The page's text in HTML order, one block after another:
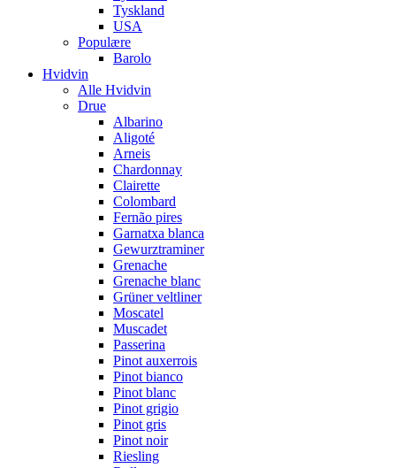
Tyskland
USA
Populære
Barolo
Hvidvin
Alle Hvidvin
Drue
Albarino
Aligoté
Arneis
Chardonnay
Clairette
Colombard
Fernão pires
Garnatxa blanca
Gewurztraminer
Grenache
Grenache blanc
Grüner veltliner
Moscatel
Muscadet
Passerina
Pinot auxerrois
Pinot bianco
Pinot blanc
Pinot grigio
Pinot gris
Pinot noir
Riesling